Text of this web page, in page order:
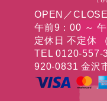
OPEN／CLOSE
午前9：00 ～
定休日 不定休
TEL 0120-557-
920-0831 金沢